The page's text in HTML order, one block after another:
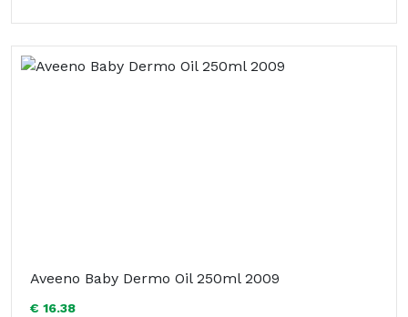
Aveeno Baby Dermo Oil 250ml 2009
€ 16.38